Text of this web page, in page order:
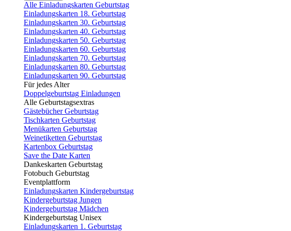
Alle Einladungskarten Geburtstag
Einladungskarten 18. Geburtstag
Einladungskarten 30. Geburtstag
Einladungskarten 40. Geburtstag
Einladungskarten 50. Geburtstag
Einladungskarten 60. Geburtstag
Einladungskarten 70. Geburtstag
Einladungskarten 80. Geburtstag
Einladungskarten 90. Geburtstag
Für jedes Alter
Doppelgeburtstag Einladungen
Alle Geburtstagsextras
Gästebücher Geburtstag
Tischkarten Geburtstag
Menükarten Geburtstag
Weinetiketten Geburtstag
Kartenbox Geburtstag
Save the Date Karten
Dankeskarten Geburtstag
Fotobuch Geburtstag
Eventplattform
Einladungskarten Kindergeburtstag
Kindergeburtstag Jungen
Kindergeburtstag Mädchen
Kindergeburtstag Unisex
Einladungskarten 1. Geburtstag